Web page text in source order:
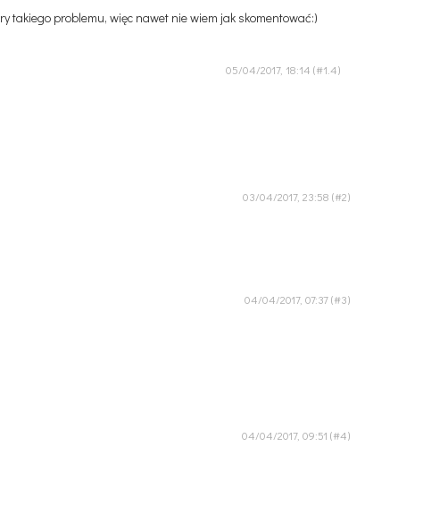
takiego problemu, więc nawet nie wiem jak skomentować:)
05/04/2017, 18:14
03/04/2017, 23:58
04/04/2017, 07:37
04/04/2017, 09:51